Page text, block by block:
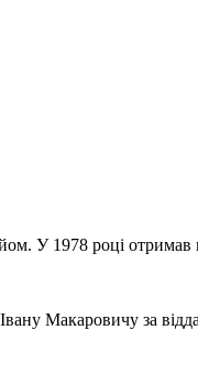
У 1978 році
Макаровичу за